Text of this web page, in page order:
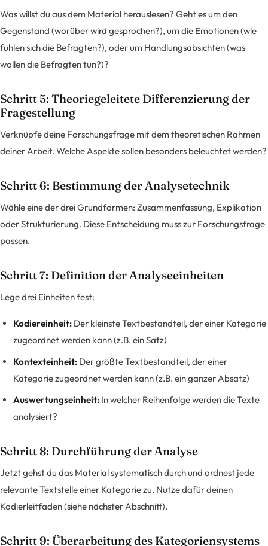
Was willst du aus dem Material herauslesen? Geht es um den
Gegenstand (worüber wird gesprochen?), um die Emotionen (wie
fühlen sich die Befragten?), oder um Handlungsabsichten (was
wollen die Befragten tun?)?
Schritt 5: Theoriegeleitete Differenzierung der
Fragestellung
Verknüpfe deine Forschungsfrage mit dem theoretischen Rahmen
deiner Arbeit. Welche Aspekte sollen besonders beleuchtet werden?
Schritt 6: Bestimmung der Analysetechnik
Wähle eine der drei Grundformen: Zusammenfassung, Explikation
oder Strukturierung. Diese Entscheidung muss zur Forschungsfrage
passen.
Schritt 7: Definition der Analyseeinheiten
Lege drei Einheiten fest:
Kodiereinheit: Der kleinste Textbestandteil, der einer Kategorie
zugeordnet werden kann (z.B. ein Satz)
Kontexteinheit: Der größte Textbestandteil, der einer
Kategorie zugeordnet werden kann (z.B. ein ganzer Absatz)
Auswertungseinheit: In welcher Reihenfolge werden die Texte
analysiert?
Schritt 8: Durchführung der Analyse
Jetzt gehst du das Material systematisch durch und ordnest jede
relevante Textstelle einer Kategorie zu. Nutze dafür deinen
Kodierleitfaden (siehe nächster Abschnitt).
Schritt 9: Überarbeitung des Kategoriensystems